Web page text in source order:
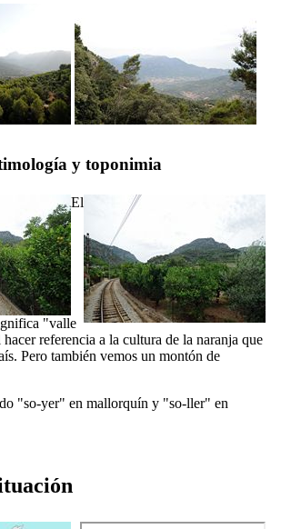
y toponimia
El
"valle
referencia a la cultura de la naranja que
Pero también vemos un montón de
"so-yer" en mallorquín y "so-ller" en